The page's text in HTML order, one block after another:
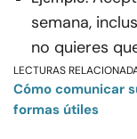
semana,
no quieres
LECTURAS
Cómo comunicar
formas útiles